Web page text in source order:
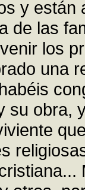
y
de las
los
una
su obra,